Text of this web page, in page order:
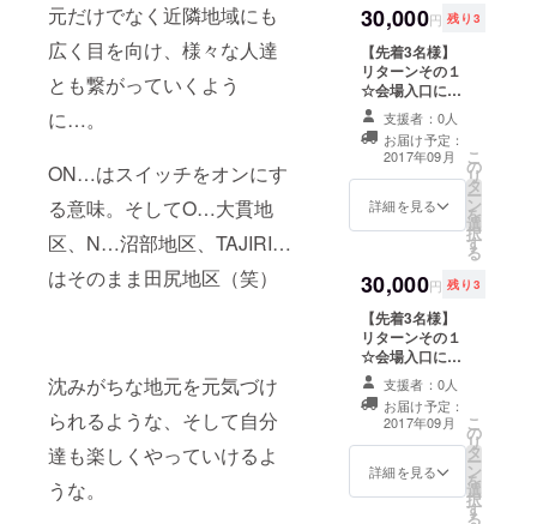
元だけでなく近隣地域にも
広く目を向け、様々な人達
とも繋がっていくよう
に…。
ON…はスイッチをオンにす
る意味。そしてO…大貫地
区、N…沼部地区、TAJIRI…
はそのまま田尻地区（笑）
沈みがちな地元を元気づけ
られるような、そして自分
達も楽しくやっていけるよ
うな。
へ♨・・・「さ
くらの湯入浴
券」（半年間有
効・1枚） リ
ターンその４★
これであなたも
ネイティブな会
話を！「Avain
特製 方言手ぬ
リターンその５
☆夏にぴった
ジーアイスク
リーム」（2個
セット） ※会場
入口へのお名前
掲示が不要な方
はお申し付け下
さい
30,000円 残り3
【先着3名様】
リターンその１
☆会場入口にて
特別応援サポー
ター様としてお
名前を掲示させ
て頂きます！ リ
ターンその２★
お祭り写真付き
汗を流しに田尻
へ♨・・・「さ
くらの湯入浴
券」（半年間有
効・２枚） リ
ターンその４★
これであなたも
ネイティブな会
話を！「Avain
ぐい」（1枚）
リターンその５
支援者：0人
お届け予定：
2017年09月
詳細を見る
こ
の
リ
タ
ー
ン
を
選
択
す
る
30,000円 残り3
【先着3名様】
リターンその１
☆会場入口にて
特別応援サポー
ター様としてお
名前を掲示させ
て頂きます！ リ
ターンその２★
お祭り写真付き
支援者：0人
お届け予定：
2017年09月
詳細を見る
こ
の
リ
タ
ー
ン
を
選
択
す
る